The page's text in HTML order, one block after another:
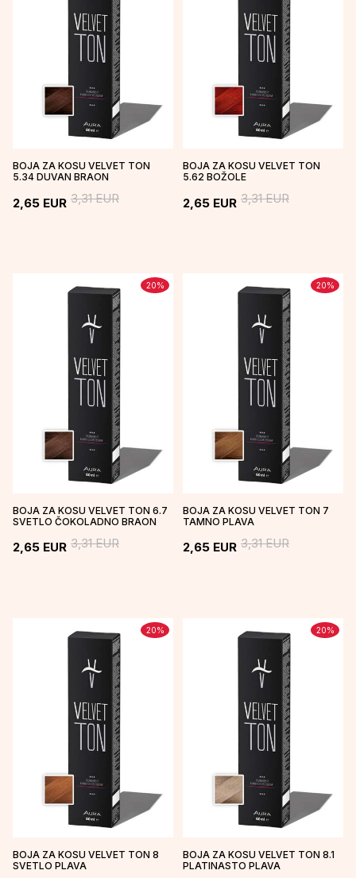
BOJA ZA KOSU VELVET TON
5.34 DUVAN BRAON
2,65 EUR 3,31EUR
BOJA ZA KOSU VELVET TON
5.62 BOŽOLE
2,65 EUR 3,31EUR
20%
BOJA ZA KOSU VELVET TON 6.7
SVETLO ČOKOLADNO BRAON
2,65 EUR 3,31EUR
20%
BOJA ZA KOSU VELVET TON 7
TAMNO PLAVA
2,65 EUR 3,31EUR
20%
BOJA ZA KOSU VELVET TON 8
SVETLO PLAVA
20%
BOJA ZA KOSU VELVET TON 8.1
PLATINASTO PLAVA